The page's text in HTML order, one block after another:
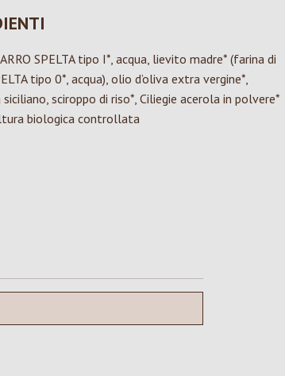
SPELTA tipo I*, acqua, lievito madre* (farina di
tipo 0*, acqua), olio d’oliva extra vergine*,
sciroppo di riso*, Ciliegie acerola in polvere*
biologica controllata